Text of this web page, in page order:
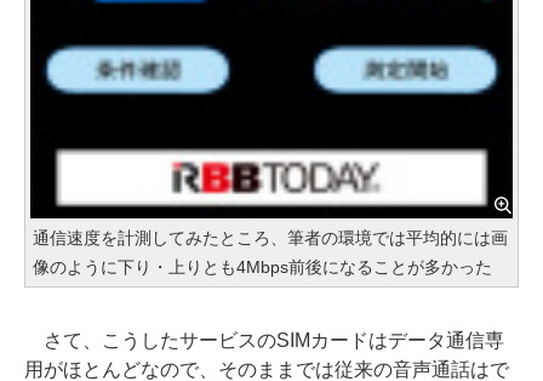
通信速度を計測してみたところ、筆者の環境では平均的には画
像のように下り・上りとも4Mbps前後になることが多かった
さて、こうしたサービスのSIMカードはデータ通信専
用がほとんどなので、そのままでは従来の音声通話はで